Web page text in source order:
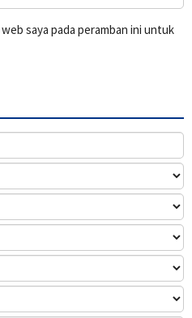
saya pada peramban ini untuk